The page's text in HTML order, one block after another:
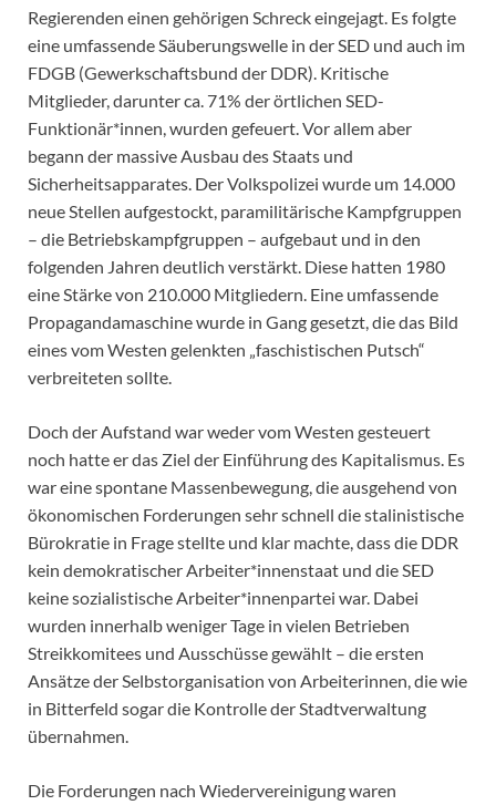
Regierenden einen gehörigen Schreck eingejagt. Es folgte
eine umfassende Säuberungswelle in der SED und auch im
FDGB (Gewerkschaftsbund der DDR). Kritische
Mitglieder, darunter ca. 71% der örtlichen SED-
Funktionär*innen, wurden gefeuert. Vor allem aber
begann der massive Ausbau des Staats und
Sicherheitsapparates. Der Volkspolizei wurde um 14.000
neue Stellen aufgestockt, paramilitärische Kampfgruppen
– die Betriebskampfgruppen – aufgebaut und in den
folgenden Jahren deutlich verstärkt. Diese hatten 1980
eine Stärke von 210.000 Mitgliedern. Eine umfassende
Propagandamaschine wurde in Gang gesetzt, die das Bild
eines vom Westen gelenkten „faschistischen Putsch“
verbreiteten sollte.
Doch der Aufstand war weder vom Westen gesteuert
noch hatte er das Ziel der Einführung des Kapitalismus. Es
war eine spontane Massenbewegung, die ausgehend von
ökonomischen Forderungen sehr schnell die stalinistische
Bürokratie in Frage stellte und klar machte, dass die DDR
kein demokratischer Arbeiter*innenstaat und die SED
keine sozialistische Arbeiter*innenpartei war. Dabei
wurden innerhalb weniger Tage in vielen Betrieben
Streikkomitees und Ausschüsse gewählt – die ersten
Ansätze der Selbstorganisation von Arbeiterinnen, die wie
in Bitterfeld sogar die Kontrolle der Stadtverwaltung
übernahmen.
Die Forderungen nach Wiedervereinigung waren